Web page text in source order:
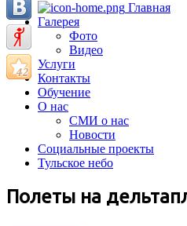
Главная
Галерея
Фото
Видео
Услуги
Контакты
Обучение
О нас
СМИ о нас
Новости
Социальные проекты
Тульское небо
Полеты на